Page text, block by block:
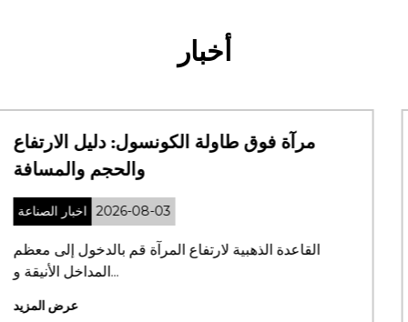
أخبار
كبائن الاستحمام: الدليل النهائي للأنماط
والمواد والتركيب
اخبار الصناعة 2026-07-31
ما أهمية اختيار كابينة الاستحمام المناسبة؟ كبائن
الاستحمام ...
عرض المزيد